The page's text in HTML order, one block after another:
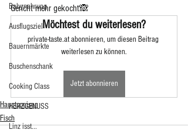
Babynahrung
Ausflugsziel
Bauernmärkte
Buschenschank
Cooking Class
HERZGENUSS
Linz isst...
Gericht mehr gekocht🙈
Möchtest du weiterlesen?
private-taste.at abonnieren, um diesen Beitrag
weiterlesen zu können.
Jetzt abonnieren
Hauptspeisen
Fisch